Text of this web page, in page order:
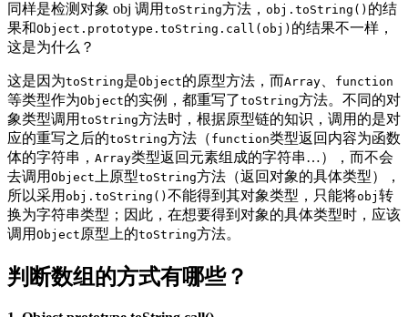
同样是检测对象 obj 调用 toString方法， obj.toString() 的结
果和Object.prototype.toString.call(obj) 的结果不一样，
这是为什么？
这是因为toString是Object的原型方法，而Array、 function
等类型作为Object的实例，都重写了toString方法。不同的对
象类型调用 toString方法时，根据原型链的知识，调用的是对
应的重写之后的toString方法（ function类型返回内容为函数
体的字符串， Array类型返回元素组成的字符串…），而不会
去调用 Object上原型toString方法（返回对象的具体类型），
所以采用 obj.toString() 不能得到其对象类型，只能将obj 转
换为字符串类型；因此，在想要得到对象的具体类型时，应该
调用 Object原型上的toString方法。
判断数组的方式有哪些？